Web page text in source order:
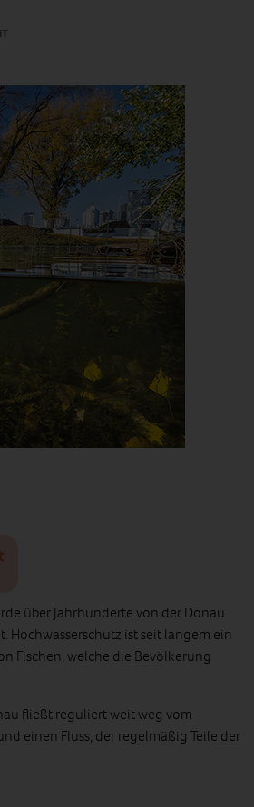
über Jahrhunderte von der Donau
ist seit langem ein
Fischen, welche die Bevölkerung
fließt reguliert weit weg vom
einen Fluss, der regelmäßig Teile der